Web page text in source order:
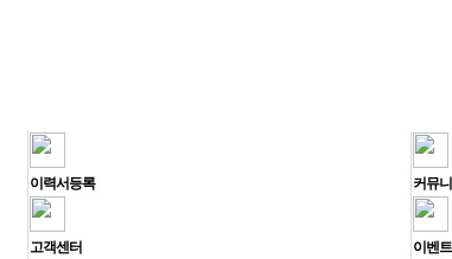
이력서등록 커뮤
고객센터
이벤트